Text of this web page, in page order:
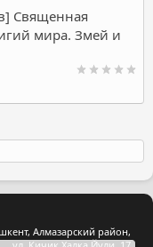
Священная
мира. Змей и
Алмазарский район,
ул. Кичик Халка Йули, 17